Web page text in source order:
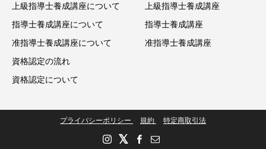
上級指導士養成講座について
指導士養成講座について
准指導士養成講座について
資格認定の流れ
資格認定について
上級指導士養成講座
指導士養成講座
准指導士養成講座
プライバシーポリシー 規約 特定商取引法